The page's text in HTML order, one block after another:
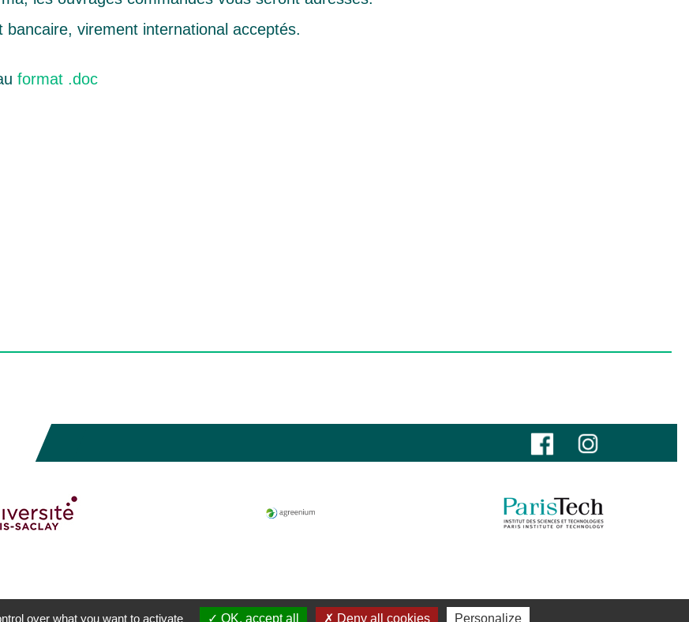
virement international acceptés.
format .doc
over what you want to activate OK, accept all Deny all cookies Personalize